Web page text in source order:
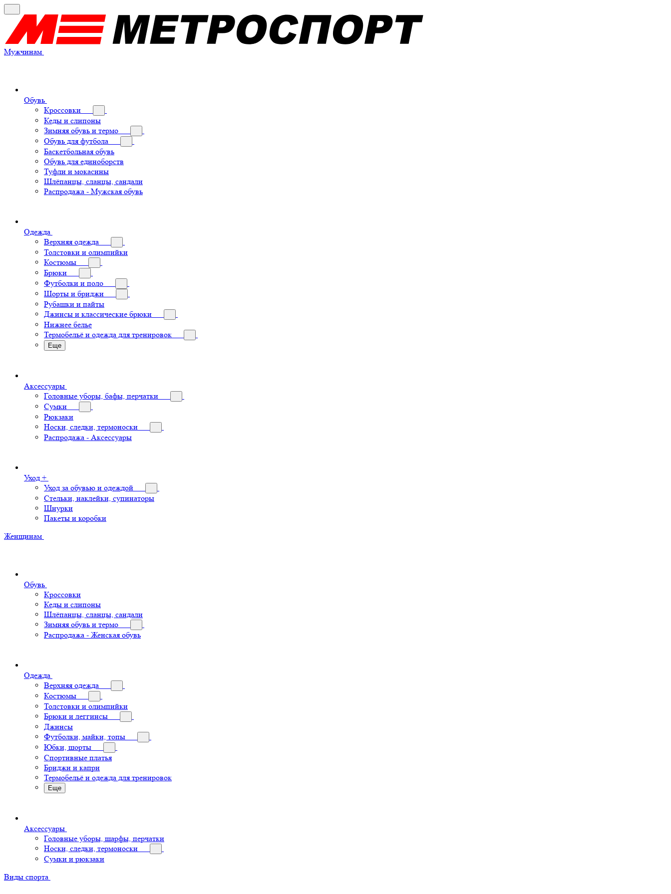
Мужчинам
Обувь
Кроссовки
Кеды и слипоны
Зимняя обувь и термо
Обувь для футбола
Баскетбольная обувь
Обувь для единоборств
Туфли и мокасины
Шлёпанцы, сланцы, сандали
Распродажа - Мужская обувь
Одежда
Верхняя одежда
Толстовки и олимпийки
Костюмы
Брюки
Футболки и поло
Шорты и бриджи
Рубашки и пайты
Джинсы и классические брюки
Нижнее белье
Термобельё и одежда для тренировок
Еще
Аксессуары
Головные уборы, бафы, перчатки
Сумки
Рюкзаки
Носки, следки, термоноски
Распродажа - Аксессуары
Уход +
Уход за обувью и одеждой
Стельки, наклейки, супинаторы
Шнурки
Пакеты и коробки
Женщинам
Обувь
Кроссовки
Кеды и слипоны
Шлёпанцы, сланцы, сандали
Зимняя обувь и термо
Распродажа - Женская обувь
Одежда
Верхняя одежда
Костюмы
Толстовки и олимпийки
Брюки и леггинсы
Джинсы
Футболки, майки, топы
Юбки, шорты
Спортивные платья
Бриджи и капри
Термобельё и одежда для тренировок
Еще
Аксессуары
Головные уборы, шарфы, перчатки
Носки, следки, термоноски
Сумки и рюкзаки
Виды спорта